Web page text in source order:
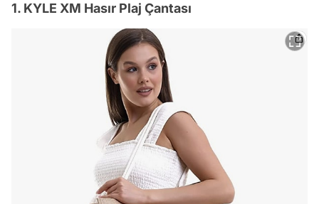
1. KYLE XM Hasır Plaj Çantası